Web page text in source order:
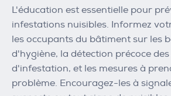
L'éducation est essentielle pour
infestations nuisibles. Informez
les occupants du bâtiment sur les
d'hygiène, la détection précoce
d'infestation, et les mesures à
problème. Encouragez-les à